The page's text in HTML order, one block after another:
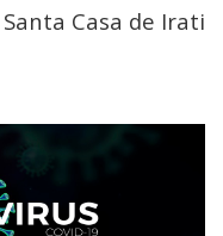
Casa de Irati